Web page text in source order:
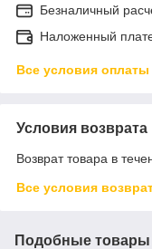
Безналичный
Наложенный
Все условия оплаты
Условия возврата
Возврат товара в
Все условия
Подобные товары